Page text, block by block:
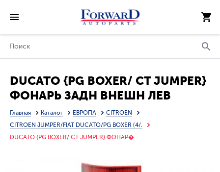
DUCATO {PG BOXER/ CT JUMPER}
ФОНАРЬ ЗАДН ВНЕШН ЛЕВ
(DEPO)
Главная Каталог ЕВРОПА
CITROEN
CITROEN JUMPER/FIAT DUCATO/PG BOXER (4/.
DUCATO {PG BOXER/ CT JUMPER} ФОНАР�.